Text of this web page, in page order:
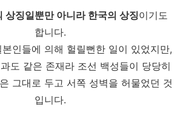
상징일뿐만 아니라 한국의 상징이기도
합니다.
인들에 의해 헐릴뻔한 일이 있었지만,
도 같은 존재라 조선 백성들이 당당히
그대로 두고 서쪽 성벽을 허물었던 것
입니다.